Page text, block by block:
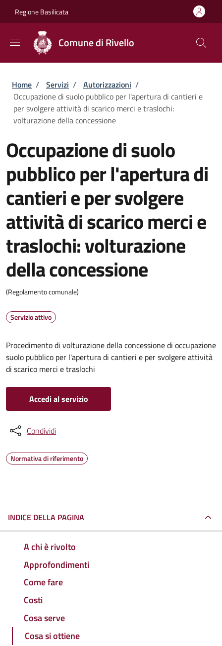
Regione Basilicata
Comune di Rivello
Briciole di pane
Home / Servizi / Autorizzazioni /
Occupazione di suolo pubblico per l'apertura di cantieri e
per svolgere attività di scarico merci e traslochi:
volturazione della concessione
Occupazione di suolo
pubblico per l'apertura di
cantieri e per svolgere
attività di scarico merci e
traslochi: volturazione
della concessione
(Regolamento comunale)
Servizio attivo
Procedimento di volturazione della concessione di occupazione
suolo pubblico per l'apertura di cantieri e per svolgere attività
di scarico merci e traslochi
Accedi al servizio
Condividi
Normativa di riferimento
INDICE DELLA PAGINA
A chi è rivolto
Approfondimenti
Come fare
Costi
Cosa serve
Cosa si ottiene